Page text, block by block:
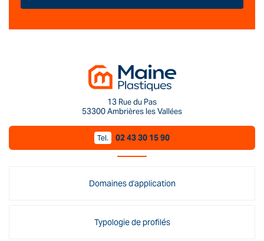
13 Rue du Pas
53300 Ambrières les Vallées
Tel. 02 43 30 15 90
Domaines d'application
Typologie de profilés